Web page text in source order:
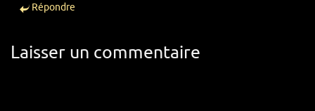
Répondre
Laisser un commentaire